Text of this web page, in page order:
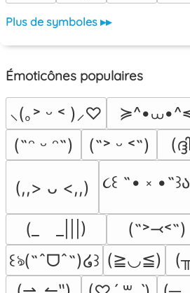
Plus de symboles ▸▸
Émoticônes populaires
⸜(｡˃ ᵕ ˂ )⸝♡
(˶ᵔ ᵕ ᵔ˶)
(˶˃ ᵕ ˂˶)
(,,> ᴗ <,,) ૮꒰ ˶• ༝
(_　_|||) (˶˃⤙˂˶)
꒰ঌ(˶ˆᗜˆ˵)໒꒱ (≧◡≦)